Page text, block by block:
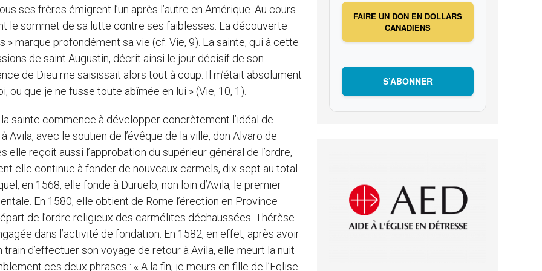
ses frères émigrent l’un après l’autre en Amérique. Au cours
le sommet de sa lutte contre ses faiblesses. La découverte
» marque profondément sa vie (cf. Vie, 9). La sainte, qui à cette
de saint Augustin, décrit ainsi le jour décisif de son
de Dieu me saisissait alors tout à coup. Il m’était absolument
ou que je ne fusse toute abîmée en lui » (Vie, 10, 1).
sainte commence à développer concrètement l’idéal de
Avila, avec le soutien de l’évêque de la ville, don Alvaro de
reçoit aussi l’approbation du supérieur général de l’ordre,
elle continue à fonder de nouveaux carmels, dix-sept au total.
en 1568, elle fonde à Duruelo, non loin d’Avila, le premier
En 1580, elle obtient de Rome l’érection en Province
de l’ordre religieux des carmélites déchaussées. Thérèse
dans l’activité de fondation. En 1582, en effet, après avoir
d’effectuer son voyage de retour à Avila, elle meurt la nuit
ces deux phrases : « A la fin, je meurs en fille de l’Eglise
FAIRE UN DON EN DOLLARS
CANADIENS
S’ABONNER